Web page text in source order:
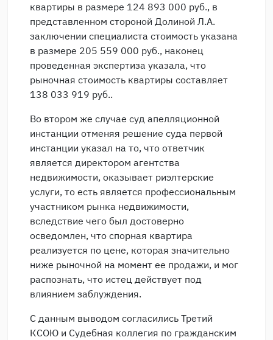
квартиры в размере 124 893 000 руб., в
представленном стороной Долиной Л.А.
заключении специалиста стоимость указана
в размере 205 559 000 руб., наконец
проведенная экспертиза указала, что
рыночная стоимость квартиры составляет
138 033 919 руб..
Во втором же случае суд апелляционной
инстанции отменяя решение суда первой
инстанции указал на то, что ответчик
является директором агентства
недвижимости, оказывает риэлтерские
услуги, то есть является профессиональным
участником рынка недвижимости,
вследствие чего был достоверно
осведомлен, что спорная квартира
реализуется по цене, которая значительно
ниже рыночной на момент ее продажи, и мог
распознать, что истец действует под
влиянием заблуждения.
С данным выводом согласились Третий
КСОЮ и Судебная коллегия по гражданским